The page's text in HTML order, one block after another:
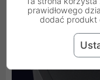
prawidłowego
dodać produkt